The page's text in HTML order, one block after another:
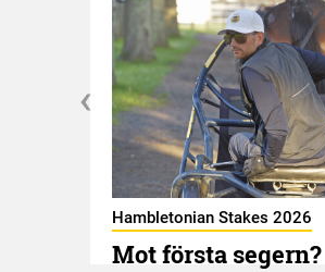
Hambletonian Stakes 2026
Mot första segern?